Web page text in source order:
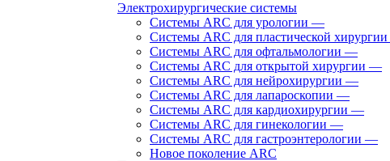
Электрохирургические системы
Системы ARC для урологии —
Системы ARC для пластической хирургии
Системы ARC для офтальмологии —
Системы ARC для открытой хирургии —
Системы ARC для нейрохирургии —
Системы ARC для лапароскопии —
Системы ARC для кардиохирургии —
Системы ARC для гинекологии —
Системы ARC для гастроэнтерологии —
Новое поколение ARC